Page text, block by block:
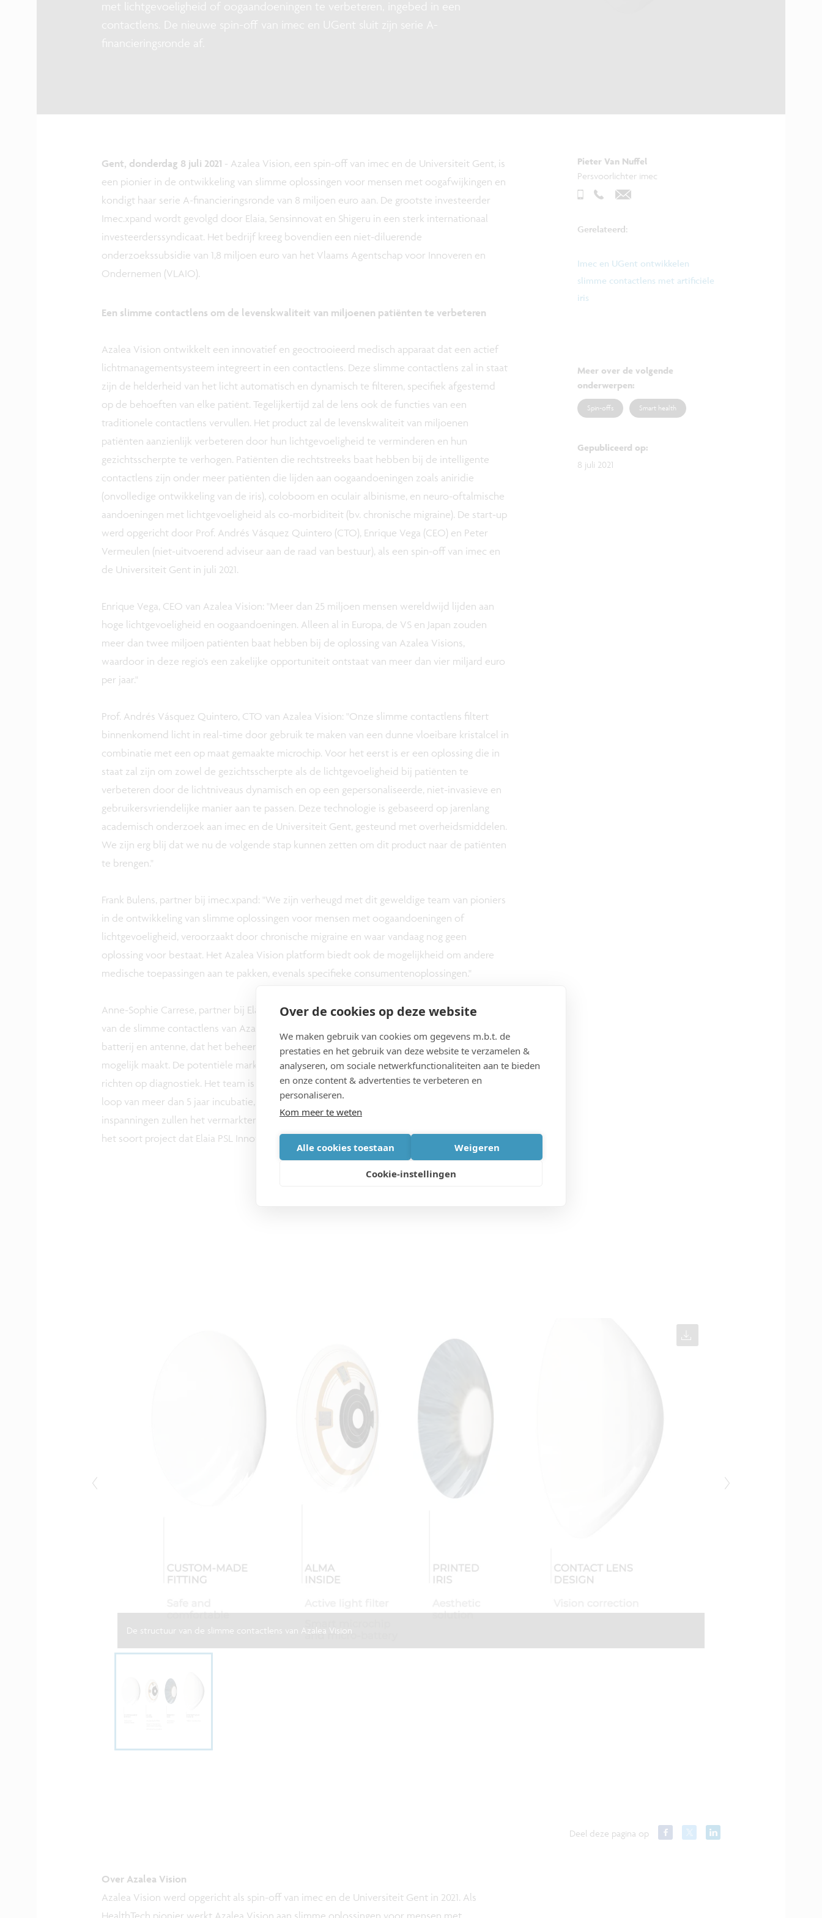
Over de cookies op deze website
We maken gebruik van cookies om gegevens m.b.t. de
prestaties en het gebruik van deze website te verzamelen &
analyseren, om sociale netwerkfunctionaliteiten aan te bieden
en onze content & advertenties te verbeteren en
personaliseren.
Kom meer te weten
Alle cookies toestaan Weigeren
Cookie-instellingen
met lichtgevoeligheid of oogaandoeningen te verbeteren, ingebed in een
contactlens. De nieuwe spin-off van imec en UGent sluit zijn serie A-
financieringsronde af.
Gent, donderdag 8 juli 2021 - Azalea Vision, een spin-off van imec en de Universiteit Gent, is
een pionier in de ontwikkeling van slimme oplossingen voor mensen met oogafwijkingen en
kondigt haar serie A-financieringsronde van 8 miljoen euro aan. De grootste investeerder
Imec.xpand wordt gevolgd door Elaia, Sensinnovat en Shigeru in een sterk internationaal
investeerderssyndicaat. Het bedrijf kreeg bovendien een niet-diluerende
onderzoekssubsidie van 1,8 miljoen euro van het Vlaams Agentschap voor Innoveren en
Ondernemen (VLAIO).
Een slimme contactlens om de levenskwaliteit van miljoenen patiënten te verbeteren
Azalea Vision ontwikkelt een innovatief en geoctrooieerd medisch apparaat dat een actief
lichtmanagementsysteem integreert in een contactlens. Deze slimme contactlens zal in staat
zijn de helderheid van het licht automatisch en dynamisch te filteren, specifiek afgestemd
op de behoeften van elke patiënt. Tegelijkertijd zal de lens ook de functies van een
traditionele contactlens vervullen. Het product zal de levenskwaliteit van miljoenen
patiënten aanzienlijk verbeteren door hun lichtgevoeligheid te verminderen en hun
gezichtsscherpte te verhogen. Patiënten die rechtstreeks baat hebben bij de intelligente
contactlens zijn onder meer patiënten die lijden aan oogaandoeningen zoals aniridie
(onvolledige ontwikkeling van de iris), coloboom en oculair albinisme, en neuro-oftalmische
aandoeningen met lichtgevoeligheid als co-morbiditeit (bv. chronische migraine). De start-up
werd opgericht door Prof. Andrés Vásquez Quintero (CTO), Enrique Vega (CEO) en Peter
Vermeulen (niet-uitvoerend adviseur aan de raad van bestuur), als een spin-off van imec en
de Universiteit Gent in juli 2021.
Enrique Vega, CEO van Azalea Vision: "Meer dan 25 miljoen mensen wereldwijd lijden aan
hoge lichtgevoeligheid en oogaandoeningen. Alleen al in Europa, de VS en Japan zouden
meer dan twee miljoen patiënten baat hebben bij de oplossing van Azalea Visions,
waardoor in deze regio's een zakelijke opportuniteit ontstaat van meer dan vier miljard euro
per jaar."
Prof. Andrés Vásquez Quintero, CTO van Azalea Vision: "Onze slimme contactlens filtert
binnenkomend licht in real-time door gebruik te maken van een dunne vloeibare kristalcel in
combinatie met een op maat gemaakte microchip. Voor het eerst is er een oplossing die in
staat zal zijn om zowel de gezichtsscherpte als de lichtgevoeligheid bij patiënten te
verbeteren door de lichtniveaus dynamisch en op een gepersonaliseerde, niet-invasieve en
gebruikersvriendelijke manier aan te passen. Deze technologie is gebaseerd op jarenlang
academisch onderzoek aan imec en de Universiteit Gent, gesteund met overheidsmiddelen.
We zijn erg blij dat we nu de volgende stap kunnen zetten om dit product naar de patiënten
te brengen."
Frank Bulens, partner bij imec.xpand: "We zijn verheugd met dit geweldige team van pioniers
in de ontwikkeling van slimme oplossingen voor mensen met oogaandoeningen of
lichtgevoeligheid, veroorzaakt door chronische migraine en waar vandaag nog geen
oplossing voor bestaat. Het Azalea Vision platform biedt ook de mogelijkheid om andere
medische toepassingen aan te pakken, evenals specifieke consumentenoplossingen."
Anne-Sophie Carrese, partner bij Elaia: "We zijn overtuigd van deze baanbrekende innovatie
van de slimme contactlens van Azalea Vision, opgezet als een platform met ingebedde
batterij en antenne, dat het beheer van visuele performantie en lichtomstandigheden
mogelijk maakt. De potentiële markt is zeer groot, en Azalea Vision zal zich bovendien ook
richten op diagnostiek. Het team is zeer bekwaam en heeft het product ontwikkeld in de
loop van meer dan 5 jaar incubatie, inclusief klinisch werk met gerenommeerde artsen. Deze
inspanningen zullen het vermarkten vergemakkelijken. Dit technologisch bedrijf is precies
het soort project dat Elaia PSL Innovation Fund graag ondersteunt”.
Pieter Van Nuffel
Persvoorlichter imec
Gerelateerd:
Imec en UGent ontwikkelen
slimme contactlens met artificiële
iris
Meer over de volgende
onderwerpen:
Spin-offs Smart health
Gepubliceerd op:
8 juli 2021
De structuur van de slimme contactlens van Azalea Vision
Deel deze pagina op
Over Azalea Vision
Azalea Vision werd opgericht als spin-off van imec en de Universiteit Gent in 2021. Als
HealthTech pionier werkt Azalea Vision aan slimme oplossingen voor mensen met